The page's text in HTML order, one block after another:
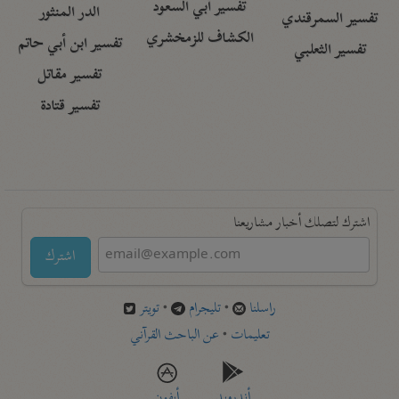
تفسير السمرقندي
تفسير الثعلبي
تفسير أبي السعود
الكشاف للزمخشري
الدر المنثور
تفسير ابن أبي حاتم
تفسير مقاتل
تفسير قتادة
اشترك لتصلك أخبار مشاريعنا
اشترك
راسلنا •تليجرام •تويتر
تعليمات •عن الباحث القرآني